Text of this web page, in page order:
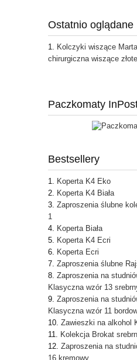
Ostatnio oglądane
Kolczyki wiszące
chirurgiczna wiszące
Paczkomaty
Bestsellery
Koperta K4 Eko
Koperta K4 Biała
Zaproszenia ślubne
1
Koperta Biała
Koperta K4 Ecri
Koperta Ecri
Zaproszenia ślubne
Zaproszenia na
Klasyczna wzór 13
Zaproszenia na
Klasyczna wzór 11
Zawieszki na alkohol
Kolekcja Brokat
Zaproszenia na
16 kremowy